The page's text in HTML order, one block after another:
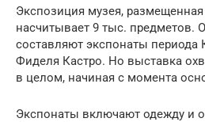
Экспозиция музея, размещенная
насчитывает 9 тыс. предметов.
составляют экспонаты
Фиделя Кастро. Но выставка
в целом, начиная с момента
Экспонаты включают одежду и